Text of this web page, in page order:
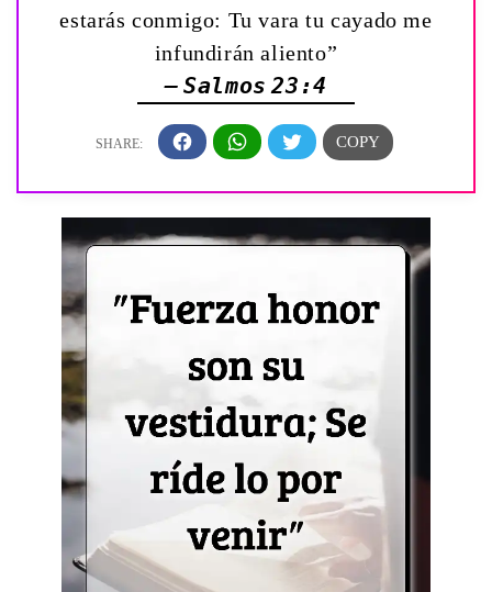
estarás conmigo: Tu vara tu cayado me
infundirán aliento”
— Salmos 23:4